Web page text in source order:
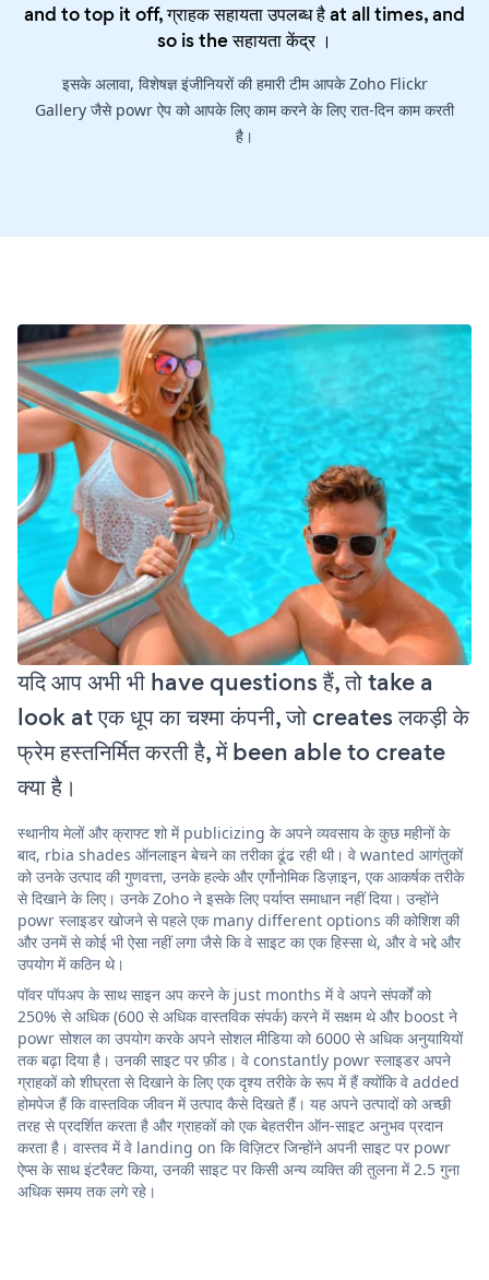
and to top it off, ग्राहक सहायता उपलब्ध है at all times, and
so is theसहायता केंद्र।
इसके अलावा, विशेषज्ञ इंजीनियरों की हमारी टीम आपके Zoho Flickr
Gallery जैसे powr ऐप को आपके लिए काम करने के लिए रात-दिन काम करती
है।
यदि आप अभी भी have questions हैं, तो take a
look at एक धूप का चश्मा कंपनी, जो creates लकड़ी के
फ्रेम हस्तनिर्मित करती है, में been able to create
क्या है।
स्थानीय मेलों और क्राफ्ट शो में publicizing के अपने व्यवसाय के कुछ महीनों के
बाद, rbia shades ऑनलाइन बेचने का तरीका ढूंढ रही थी। वे wanted आगंतुकों
को उनके उत्पाद की गुणवत्ता, उनके हल्के और एर्गोनोमिक डिज़ाइन, एक आकर्षक तरीके
से दिखाने के लिए। उनके Zoho ने इसके लिए पर्याप्त समाधान नहीं दिया। उन्होंने
powr स्लाइडर खोजने से पहले एक many different options की कोशिश की
और उनमें से कोई भी ऐसा नहीं लगा जैसे कि वे साइट का एक हिस्सा थे, और वे भद्दे और
उपयोग में कठिन थे।
पॉवर पॉपअप के साथ साइन अप करने के just months में वे अपने संपर्कों को
250% से अधिक (600 से अधिक वास्तविक संपर्क) करने में सक्षम थे और boost ने
powr सोशल का उपयोग करके अपने सोशल मीडिया को 6000 से अधिक अनुयायियों
तक बढ़ा दिया है। उनकी साइट पर फ़ीड। वे constantly powr स्लाइडर अपने
ग्राहकों को शीघ्रता से दिखाने के लिए एक दृश्य तरीके के रूप में हैं क्योंकि वे added
होमपेज हैं कि वास्तविक जीवन में उत्पाद कैसे दिखते हैं। यह अपने उत्पादों को अच्छी
तरह से प्रदर्शित करता है और ग्राहकों को एक बेहतरीन ऑन-साइट अनुभव प्रदान
करता है। वास्तव में वे landing on कि विज़िटर जिन्होंने अपनी साइट पर powr
ऐप्स के साथ इंटरैक्ट किया, उनकी साइट पर किसी अन्य व्यक्ति की तुलना में 2.5 गुना
अधिक समय तक लगे रहे।